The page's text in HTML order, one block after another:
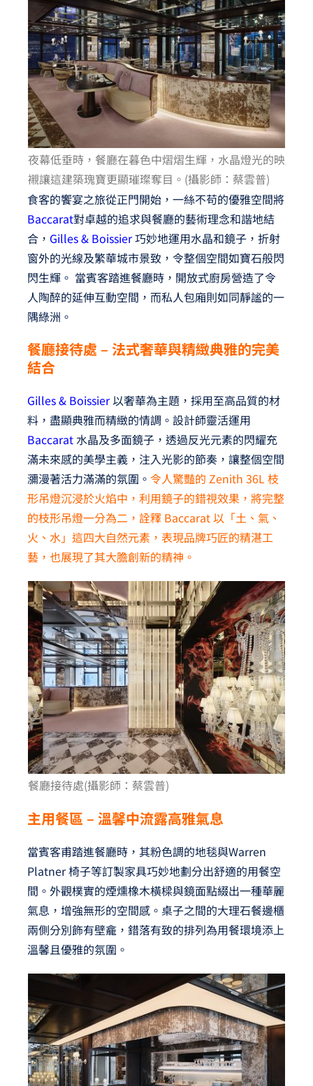
夜幕低垂時，餐廳在暮色中熠熠生輝，水晶燈光的映
襯讓這建築瑰寶更顯璀璨奪目。(攝影師：蔡雲普)
食客的饗宴之旅從正門開始，一絲不苟的優雅空間將
Baccarat對卓越的追求與餐廳的藝術理念和諧地結
合， Gilles & Boissier巧妙地運用水晶和鏡子，折射
窗外的光線及繁華城市景致，令整個空間如寶石般閃
閃生輝。 當賓客踏進餐廳時，開放式廚房營造了令
人陶醉的延伸互動空間，而私人包廂則如同靜謐的一
隅綠洲。
餐廳接待處 – 法式奢華與精緻典雅的完美
結合
Gilles & Boissier以奢華為主題，採用至高品質的材
料，盡顯典雅而精緻的情調。設計師靈活運用
Baccarat水晶及多面鏡子，透過反光元素的閃耀充
滿未來感的美學主義，注入光影的節奏，讓整個空間
瀰漫著活力滿滿的氛圍。 令人驚豔的 Zenith 36L 枝
形吊燈沉浸於火焰中，利用鏡子的錯視效果，將完整
的枝形吊燈一分為二，詮釋 Baccarat以「土、氣、
火、水」這四大自然元素，表現品牌巧匠的精湛工
藝，也展現了其大膽創新的精神。
餐廳接待處(攝影師：蔡雲普)
主用餐區 – 溫馨中流露高雅氣息
當賓客甫踏進餐廳時，其粉色調的地毯與Warren
Platner 椅子等訂製家具巧妙地劃分出舒適的用餐空
間。外觀樸實的煙燻橡木橫樑與鏡面點綴出一種華麗
氣息，增強無形的空間感。桌子之間的大理石餐邊櫃
兩側分別飾有壁龕，錯落有致的排列為用餐環境添上
溫馨且優雅的氛圍。